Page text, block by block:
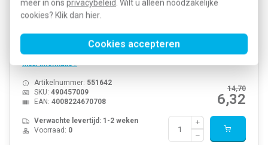
meer in ons privacybeleid. Wilt u alleen noodzakelijke
cookies? Klik dan hier.
Cookies accepteren
Schakelwip met controlevenster en "bel" symbool, HK07, zwart mat.
Meer informatie »
14,70
6,32
Artikelnummer: 551642
SKU: 490457009
EAN: 4008224670708
Verwachte levertijd: 1-2 weken
Voorraad: 0